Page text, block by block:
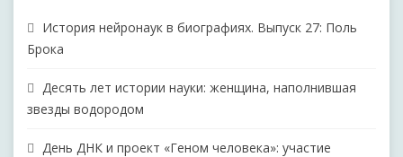
История нейронаук в биографиях. Выпуск 27: Поль
Брока
Десять лет истории науки: женщина, наполнившая
звезды водородом
День ДНК и проект «Геном человека»: участие